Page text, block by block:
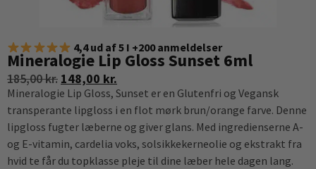
4,4 ud af 5 I +200 anmeldelser
Mineralogie Lip Gloss Sunset 6ml
185,00kr. 148,00 kr.
Mineralogie Lip Gloss, Sunset er en Glutenfri og Vegansk
transperante lipgloss i en flot mørk brun/orange farve. Denne
lipgloss fugter læberne og giver glans. Med ingredienserne A-
og E-vitamin, cardelia voks, solsikkekerneolie og ekstrakt fra
hvid te får du topklasse pleje til dine læber hele dagen lang.